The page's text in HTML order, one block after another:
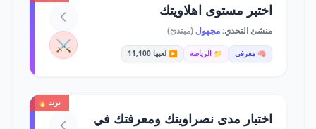
اختبر مستوى اهلاويتك
منشئ التحدي:مجهول (مبتدئ)
🧠 معرفي 📁 الرياضة ▶️ لعبها 11,100 ⚔️
ترند 🔥
اختبار مدى نصراويتك ومعرفتك في